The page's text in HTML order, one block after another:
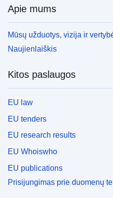
Apie mums
Mūsų užduotys, vizija ir
Naujienlaiškis
Kitos paslaugos
EU law
EU tenders
EU research results
EU Whoiswho
EU publications
Prisijungimas prie duomenų